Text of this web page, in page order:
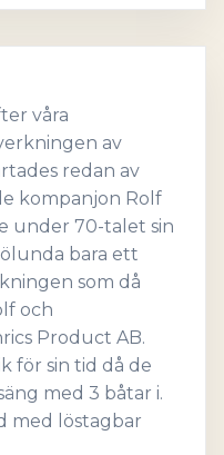
våra
av
redan av
kompanjon Rolf
under 70-talet sin
bara ett
som då
och
Product AB.
för sin tid då de
med 3 båtar i.
med löstagbar